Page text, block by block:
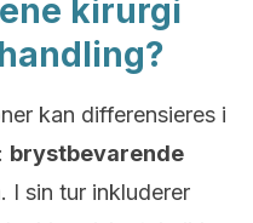
kirurgi
kan differensieres i
brystbevarende
. I sin tur inkluderer